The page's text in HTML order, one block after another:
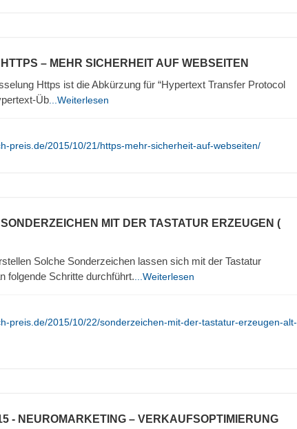
– MEHR SICHERHEIT AUF WEBSEITEN
Https ist die Abkürzung für “Hypertext Transfer Protocol
Üb ...Weiterlesen
preis.de/2015/10/21/https-mehr-sicherheit-auf-webseiten/
MIT DER TASTATUR ERZEUGEN (
Solche Sonderzeichen lassen sich mit der Tastatur
folgende Schritte durchführt. ...Weiterlesen
preis.de/2015/10/22/sonderzeichen-mit-der-tastatur-erzeugen-alt-
- NEUROMARKETING – VERKAUFSOPTIMIERUNG